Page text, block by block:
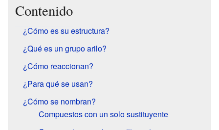
Contenido
¿Cómo es su estructura?
¿Qué es un grupo arilo?
¿Cómo reaccionan?
¿Para qué se usan?
¿Cómo se nombran?
Compuestos con un solo sustituyente